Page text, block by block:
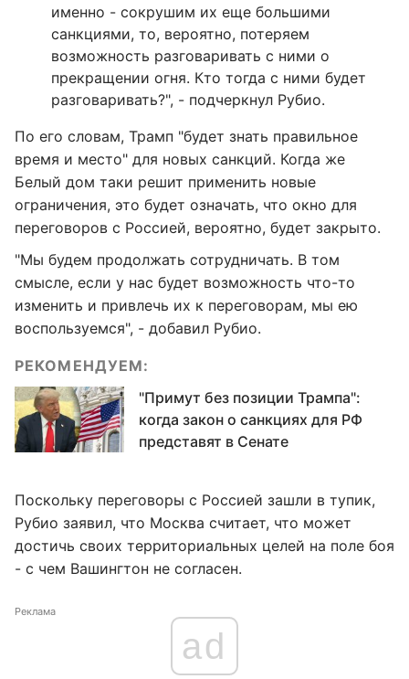
именно - сокрушим их еще большими
санкциями, то, вероятно, потеряем
возможность разговаривать с ними о
прекращении огня. Кто тогда с ними будет
разговаривать?", - подчеркнул Рубио.
По его словам, Трамп "будет знать правильное
время и место" для новых санкций. Когда же
Белый дом таки решит применить новые
ограничения, это будет означать, что окно для
переговоров с Россией, вероятно, будет закрыто.
"Мы будем продолжать сотрудничать. В том
смысле, если у нас будет возможность что-то
изменить и привлечь их к переговорам, мы ею
воспользуемся", - добавил Рубио.
РЕКОМЕНДУЕМ:
"Примут без позиции Трампа":
когда закон о санкциях для РФ
представят в Сенате
Поскольку переговоры с Россией зашли в тупик,
Рубио заявил, что Москва считает, что может
достичь своих территориальных целей на поле боя
- с чем Вашингтон не согласен.
Реклама
ad